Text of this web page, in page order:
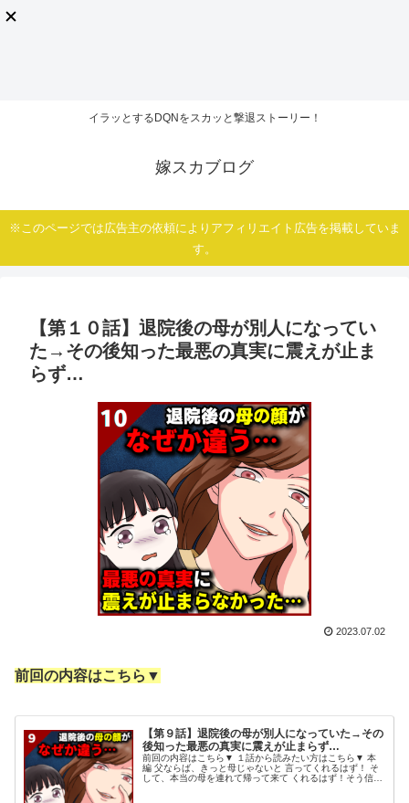
イラッとするDQNをスカッと撃退ストーリー！
嫁スカブログ
※このページでは広告主の依頼によりアフィリエイト広告を掲載していま
す。
【第１０話】退院後の母が別人になってい
た→その後知った最悪の真実に震えが止ま
らず…
2023.07.02
前回の内容はこちら▼
【第９話】退院後の母が別人になっていた→その
後知った最悪の真実に震えが止まらず…
前回の内容はこちら▼ １話から読みたい方はこちら▼ 本
編 父ならば、きっと母じゃないと 言ってくれるはず！ そ
して、本当の母を連れて帰って来て くれるはず！そう信じ